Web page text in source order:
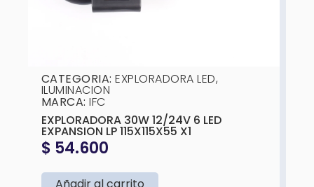
CATEGORIA:EXPLORADORA LED,
ILUMINACION
MARCA:IFC
EXPLORADORA 30W 12/24V 6 LED
EXPANSION LP 115X115X55 X1
$54.600